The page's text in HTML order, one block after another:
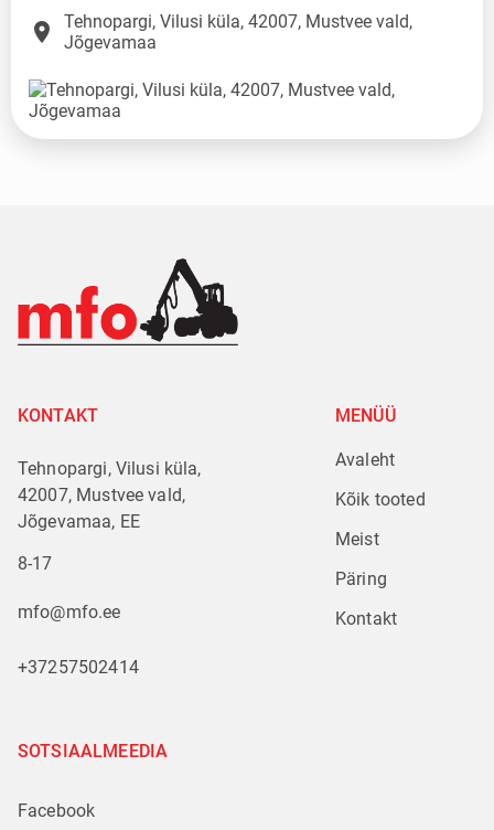
place
Tehnopargi, Vilusi küla, 42007, Mustvee vald,
Jõgevamaa
KONTAKT
Tehnopargi, Vilusi küla,
42007, Mustvee vald,
Jõgevamaa, EE
8-17
mfo@mfo.ee
+37257502414
MENÜÜ
Avaleht
Kõik tooted
Meist
Päring
Kontakt
SOTSIAALMEEDIA
Facebook